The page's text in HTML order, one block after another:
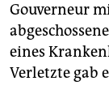
Gouverneur
eines
Verletzte gab